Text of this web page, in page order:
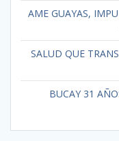
AME GUAYAS,
SALUD QUE
BUCAY 31